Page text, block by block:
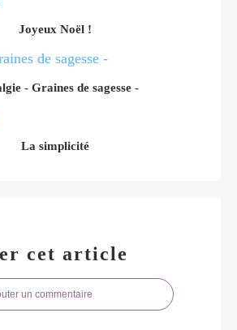
Joyeux Noël !
- Graines de sagesse -
La simplicité
cet article
un commentaire